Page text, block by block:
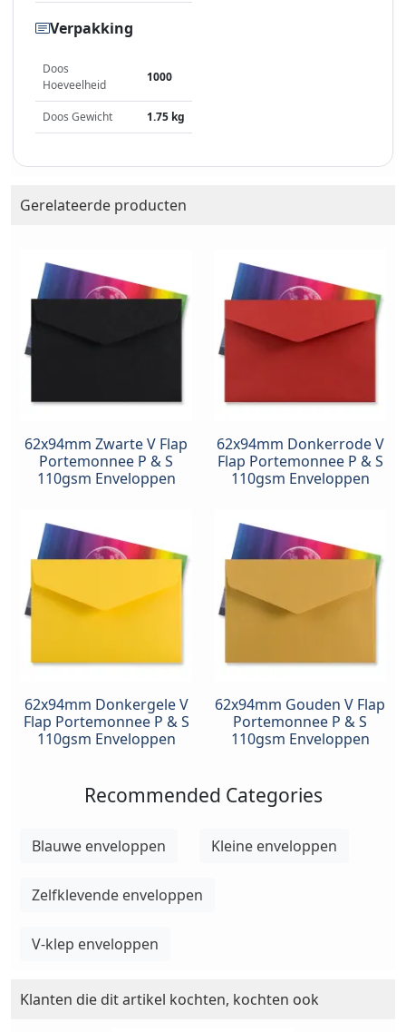
Verpakking
Doos
Hoeveelheid
1000
Doos Gewicht 1.75 kg
Gerelateerde producten
62x94mm Zwarte V Flap
Portemonnee P & S
110gsm Enveloppen
62x94mm Donkerrode V
Flap Portemonnee P & S
110gsm Enveloppen
62x94mm Donkergele V
Flap Portemonnee P & S
110gsm Enveloppen
62x94mm Gouden V Flap
Portemonnee P & S
110gsm Enveloppen
Recommended Categories
Blauwe enveloppen Kleine enveloppen
Zelfklevende enveloppen
V-klep enveloppen
Klanten die dit artikel kochten, kochten ook